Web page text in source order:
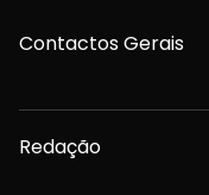
Contactos Gerais
Redação